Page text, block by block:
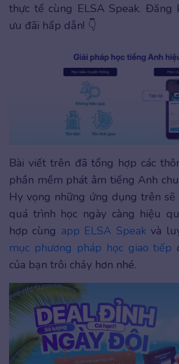
thực tế cùng ELSA Speak. Đăng
ưu đãi hấp dẫn! 👇
Bài viết trên đã tổng hợp các
phần mềm phát âm tiếng Anh
Hy vọng những ứng dụng trên
quá trình học ngày càng hiệu
hợp cùng app ELSA Speakvà
mục phương pháp học giao tiếp
của bạn trôi chảy hơn nhé.